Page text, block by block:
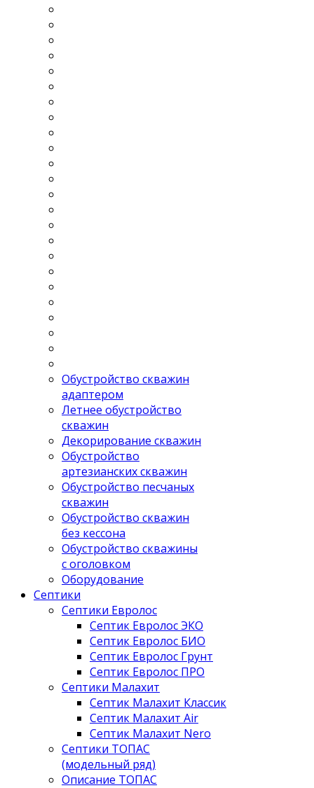
Обустройство скважин
адаптером
Летнее обустройство
скважин
Декорирование скважин
Обустройство
артезианских скважин
Обустройство песчаных
скважин
Обустройство скважин
без кессона
Обустройство скважины
с оголовком
Оборудование
Септики
Септики Евролос
Септик Евролос ЭКО
Септик Евролос БИО
Септик Евролос Грунт
Септик Евролос ПРО
Септики Малахит
Септик Малахит Классик
Септик Малахит Air
Септик Малахит Nero
Септики ТОПАС
(модельный ряд)
Описание ТОПАС